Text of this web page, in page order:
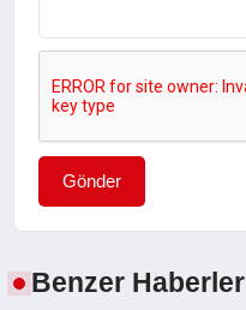
Gönder
Benzer Haberler